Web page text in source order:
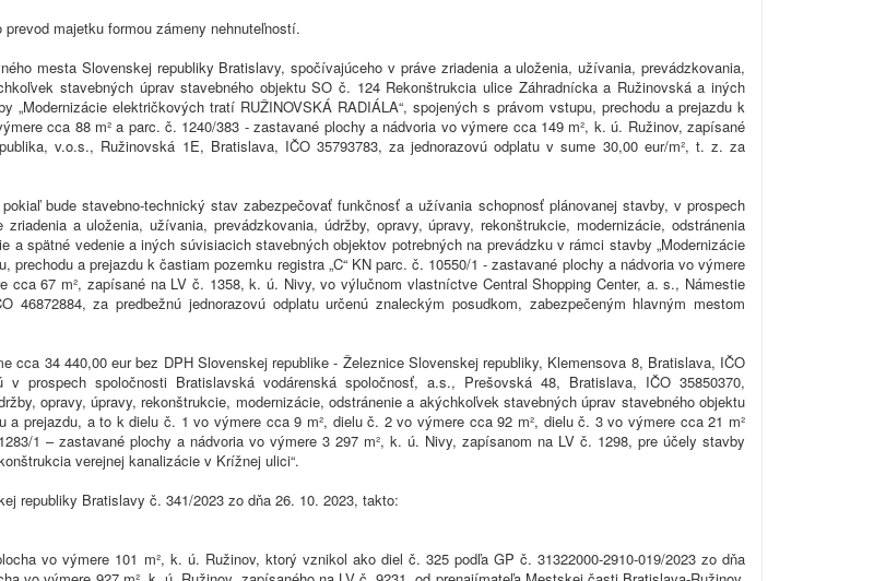
majetku formou zámeny nehnuteľností.
mesta Slovenskej republiky Bratislavy, spočívajúceho v práve zriadenia a uloženia, užívania, prevádzkovania,
stavebných úprav stavebného objektu SO č. 124 Rekonštrukcia ulice Záhradnícka a Ružinovská a iných
električkových tratí RUŽINOVSKÁ RADIÁLA“, spojených s právom vstupu, prechodu a prejazdu k
cca 88 m² a parc. č. 1240/383 - zastavané plochy a nádvoria vo výmere cca 149 m², k. ú. Ružinov, zapísané
v.o.s., Ružinovská 1E, Bratislava, IČO 35793783, za jednorazovú odplatu v sume 30,00 eur/m², t. z. za
bude stavebno-technický stav zabezpečovať funkčnosť a užívania schopnosť plánovanej stavby, v prospech
a uloženia, užívania, prevádzkovania, údržby, opravy, úpravy, rekonštrukcie, modernizácie, odstránenia
spätné vedenie a iných súvisiacich stavebných objektov potrebných na prevádzku v rámci stavby „Modernizácie
a prejazdu k častiam pozemku registra „C“ KN parc. č. 10550/1 - zastavané plochy a nádvoria vo výmere
67 m², zapísané na LV č. 1358, k. ú. Nivy, vo výlučnom vlastníctve Central Shopping Center, a. s., Námestie
za predbežnú jednorazovú odplatu určenú znaleckým posudkom, zabezpečeným hlavným mestom
cca 34 440,00 eur bez DPH Slovenskej republike - Železnice Slovenskej republiky, Klemensova 8, Bratislava, IČO
prospech spoločnosti Bratislavská vodárenská spoločnosť, a.s., Prešovská 48, Bratislava, IČO 35850370,
opravy, úpravy, rekonštrukcie, modernizácie, odstránenie a akýchkoľvek stavebných úprav stavebného objektu
prejazdu, a to k dielu č. 1 vo výmere cca 9 m², dielu č. 2 vo výmere cca 92 m², dielu č. 3 vo výmere cca 21 m²
1 – zastavané plochy a nádvoria vo výmere 3 297 m², k. ú. Nivy, zapísanom na LV č. 1298, pre účely stavby
verejnej kanalizácie v Krížnej ulici“.
republiky Bratislavy č. 341/2023 zo dňa 26. 10. 2023, takto:
vo výmere 101 m², k. ú. Ružinov, ktorý vznikol ako diel č. 325 podľa GP č. 31322000-2910-019/2023 zo dňa